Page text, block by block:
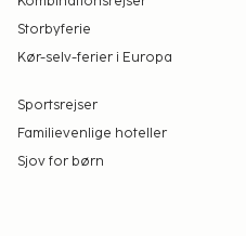
Storbyferie
Kør-selv-ferier i Europa
Sportsrejser
Familievenlige hoteller
Sjov for børn